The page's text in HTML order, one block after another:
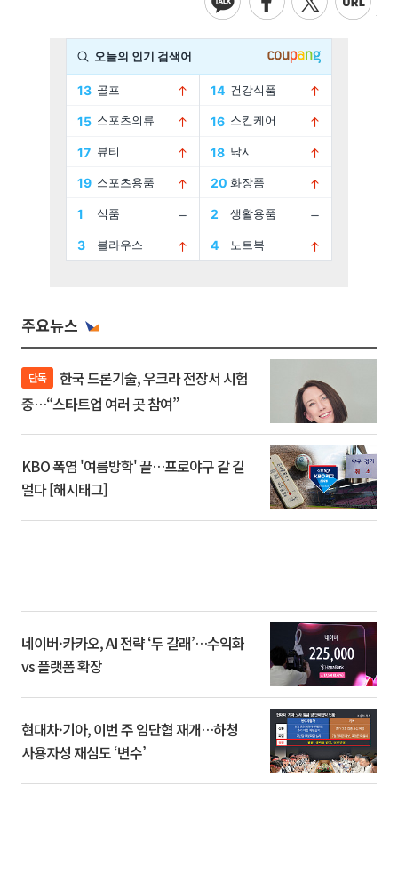
주요뉴스
단독
중…“스타트업 여러 곳 참여”
KBO 폭염 '여름방학' 끝…프로야구 갈 길
멀다 [해시태그]
네이버·카카오, AI 전략 ‘두 갈래’…수익화
vs 플랫폼 확장
현대차·기아, 이번 주 임단협 재개…하청
사용자성 재심도 ‘변수’